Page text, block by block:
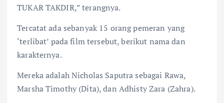
TUKAR TAKDIR,” terangnya.
Tercatat ada sebanyak 15 orang pemeran yang
‘terlibat’ pada film tersebut, berikut nama dan
karakternya.
Mereka adalah Nicholas Saputra sebagai Rawa,
Marsha Timothy (Dita), dan Adhisty Zara (Zahra).